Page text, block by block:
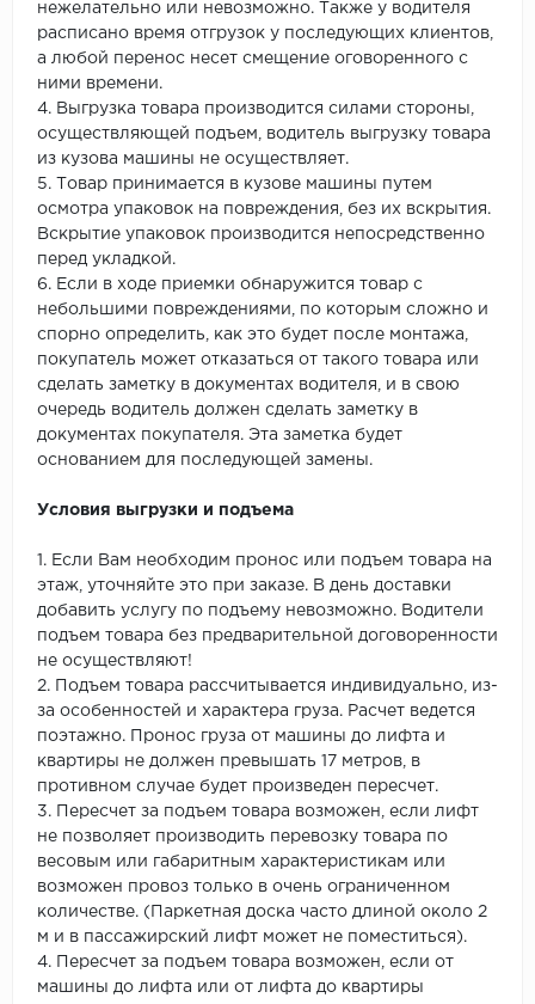
нежелательно или невозможно. Также у водителя
расписано время отгрузок у последующих клиентов,
а любой перенос несет смещение оговоренного с
ними времени.
4. Выгрузка товара производится силами стороны,
осуществляющей подъем, водитель выгрузку товара
из кузова машины не осуществляет.
5. Товар принимается в кузове машины путем
осмотра упаковок на повреждения, без их вскрытия.
Вскрытие упаковок производится непосредственно
перед укладкой.
6. Если в ходе приемки обнаружится товар с
небольшими повреждениями, по которым сложно и
спорно определить, как это будет после монтажа,
покупатель может отказаться от такого товара или
сделать заметку в документах водителя, и в свою
очередь водитель должен сделать заметку в
документах покупателя. Эта заметка будет
основанием для последующей замены.
Условия выгрузки и подъема
1. Если Вам необходим пронос или подъем товара на
этаж, уточняйте это при заказе. В день доставки
добавить услугу по подъему невозможно. Водители
подъем товара без предварительной договоренности
не осуществляют!
2. Подъем товара рассчитывается индивидуально, из-
за особенностей и характера груза. Расчет ведется
поэтажно. Пронос груза от машины до лифта и
квартиры не должен превышать 17 метров, в
противном случае будет произведен пересчет.
3. Пересчет за подъем товара возможен, если лифт
не позволяет производить перевозку товара по
весовым или габаритным характеристикам или
возможен провоз только в очень ограниченном
количестве. (Паркетная доска часто длиной около 2
м и в пассажирский лифт может не поместиться).
4. Пересчет за подъем товара возможен, если от
машины до лифта или от лифта до квартиры